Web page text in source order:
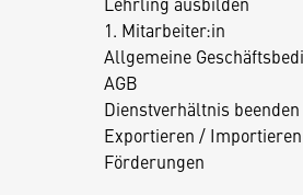
1. Mitarbeiter:in
Allgemeine
AGB
Dienstverhältnis beenden
Exportieren / Importieren
Förderungen